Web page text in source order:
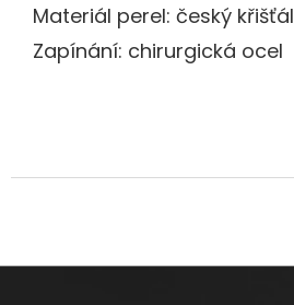
Materiál perel: český křišťál
Zapínání: chirurgická ocel
Z